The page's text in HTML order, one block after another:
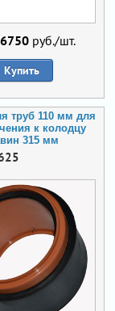
6750руб./шт.
Купить
труб 110 мм для
к колодцу
315 мм